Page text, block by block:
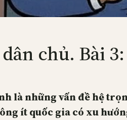
chủ. Bài
là những vấn đề hệ
ít quốc gia có xu